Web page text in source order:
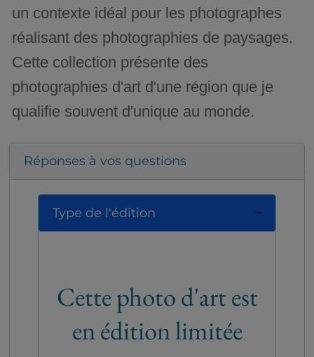
un contexte idéal pour les photographes
réalisant des photographies de paysages.
Cette collection présente des
photographies d'art d'une région que je
qualifie souvent d'unique au monde.
Réponses à vos questions
Type de l'édition
Cette photo d'art est
en édition limitée